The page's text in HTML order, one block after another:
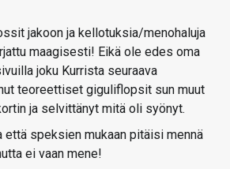
jakoon ja kellotuksia/menohaluja
maagisesti! Eikä ole edes oma
joku Kurrista seuraava
teoreettiset giguliflopsit sun muut
ja selvittänyt mitä oli syönyt.
että speksien mukaan pitäisi mennä
ei vaan mene!